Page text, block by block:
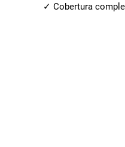
✓ Cobertura